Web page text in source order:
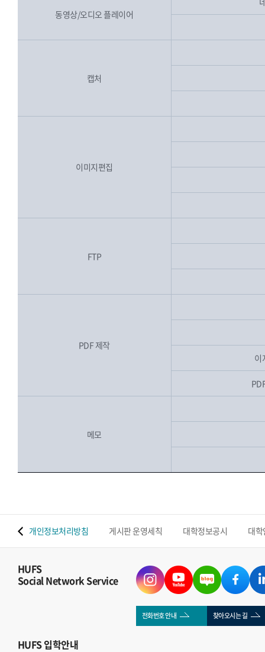
동영상/오디오 플레이어
캡처
이미지편집
FTP
PDF 제작
이
메모
개인정보처리방침 게시판 운영세칙 대학정보공시 대
HUFS
Social Network Service
전화번호 안내 찾아오시는 길
HUFS입학안내